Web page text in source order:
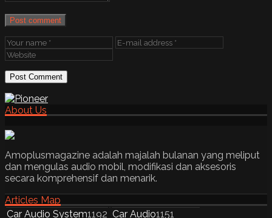
Post comment
About Us
Amoplusmagazine adalah majalah bulanan yang meliput
dan mengulas audio mobil, modifikasi dan aksesoris
secara komprehensif dan menarik.
Articles Map
Car Audio System1192 Car Audio1151